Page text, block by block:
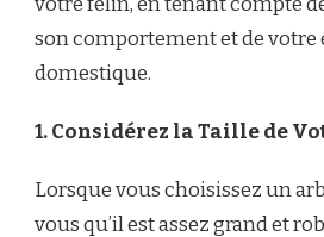
son comportement et de votre
domestique.
1. Considérez la Taille de
Lorsque vous choisissez un
vous qu’il est assez grand et